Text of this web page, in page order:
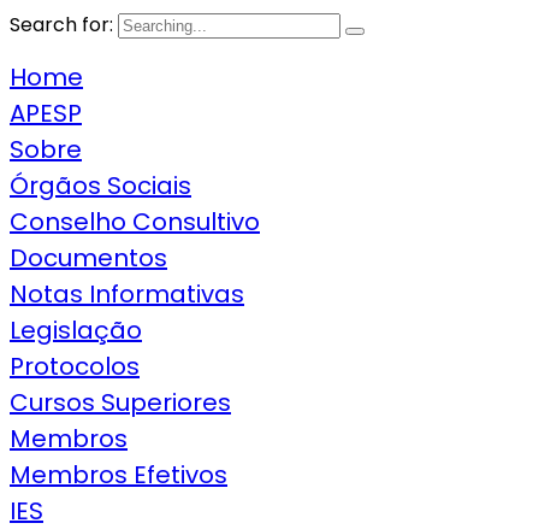
Search for:
Home
APESP
Sobre
Órgãos Sociais
Conselho Consultivo
Documentos
Notas Informativas
Legislação
Protocolos
Cursos Superiores
Membros
Membros Efetivos
IES